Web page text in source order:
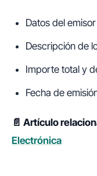
Datos del
Descripción de
Importe total y
Fecha de
📄 Artículo
Electrónica